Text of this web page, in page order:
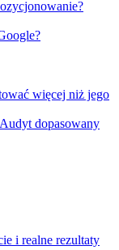
więcej niż jego
dopasowany
i realne rezultaty